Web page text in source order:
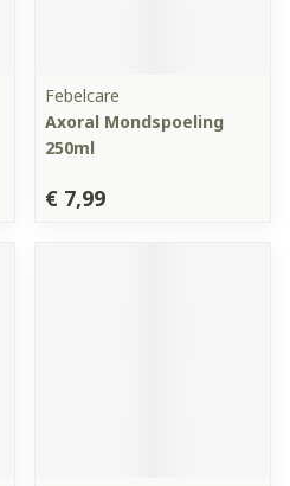
Febelcare
Axoral Mondspoeling
250ml
€ 7,99